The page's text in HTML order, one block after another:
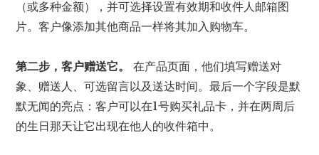
（或多种金额），并可选择设置有效期和收件人邮箱图
片。客户像添加其他商品一样将其加入购物车。
第二步，客户赠送它。
在产品页面，他们填写赠送对
象、赠送人、可选留言以及送达时间。最后一个字段是默
默无闻的亮点：客户可以在1号购买礼品卡，并在两周后
的生日那天让它出现在他人的收件箱中。